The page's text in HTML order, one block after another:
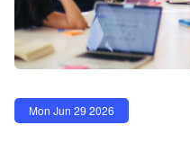
Mon Jun 29 2026